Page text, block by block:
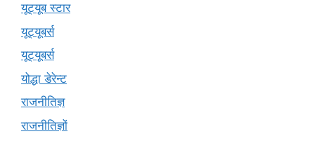
यूट्यूब स्टार
यूट्यूबर्स
यूट्‍यूबर्स
योद्धा डेरेन्ट
राजनीतिज्ञ
राजनीतिज्ञों